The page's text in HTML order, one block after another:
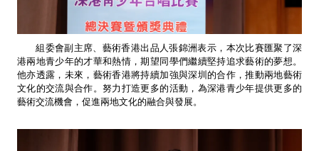
組委會副主席、藝術香港出品人張錦洲表示，本次比賽匯聚了深
港兩地青少年的才華和熱情，期望同學們繼續堅持追求藝術的夢想。
他亦透露，未來，藝術香港將持續加強與深圳的合作，推動兩地藝術
文化的交流與合作。努力打造更多的活動，為深港青少年提供更多的
藝術交流機會，促進兩地文化的融合與發展。